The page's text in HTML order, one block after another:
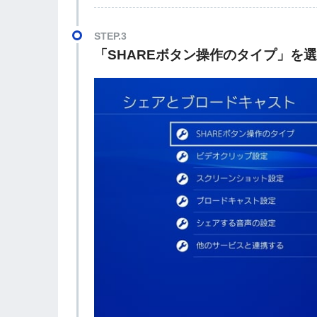
STEP.3
「SHAREボタン操作のタイプ」を